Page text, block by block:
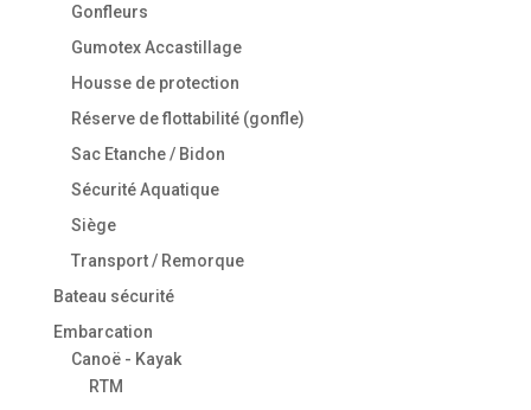
Gonfleurs
Gumotex Accastillage
Housse de protection
Réserve de flottabilité (gonfle)
Sac Etanche / Bidon
Sécurité Aquatique
Siège
Transport / Remorque
Bateau sécurité
Embarcation
Canoë - Kayak
RTM